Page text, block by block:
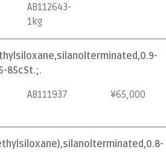
AB112643-
1kg
85cSt.;.
AB111937 ¥65,000